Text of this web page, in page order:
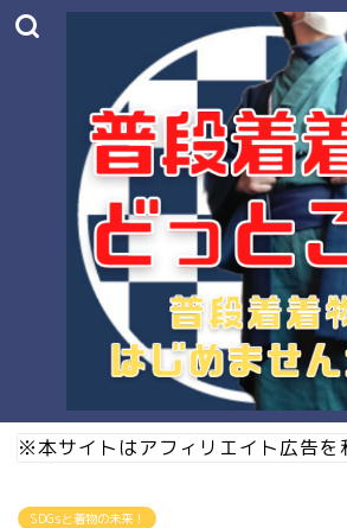
※本サイトはアフィリエイト広告を
SDGsと着物の未来！